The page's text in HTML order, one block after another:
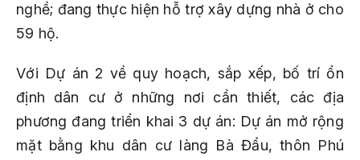
nghề; đang thực hiện hỗ trợ xây dựng nhà ở cho
59 hộ.
Với Dự án 2 về quy hoạch, sắp xếp, bố trí ổn
định dân cư ở những nơi cần thiết, các địa
phương đang triển khai 3 dự án: Dự án mở rộng
mặt bằng khu dân cư làng Bà Đẩu, thôn Phú